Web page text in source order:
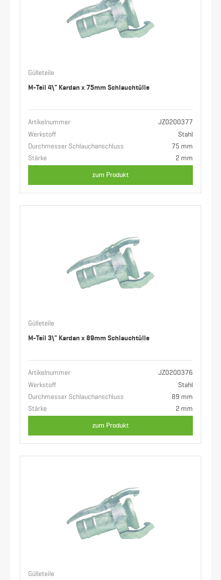
Gülleteile
M-Teil 4\" Kardan x 75mm Schlauchtülle
Artikelnummer
JZ0200377
Werkstoff
Stahl
Durchmesser Schlauchanschluss
75 mm
Stärke
2 mm
zum Produkt
Gülleteile
M-Teil 3\" Kardan x 89mm Schlauchtülle
Artikelnummer
JZ0200376
Werkstoff
Stahl
Durchmesser Schlauchanschluss
89 mm
Stärke
2 mm
zum Produkt
Gülleteile